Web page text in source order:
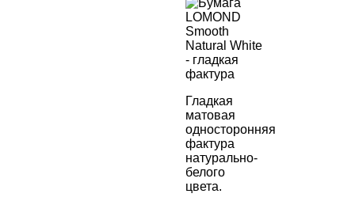
Гладкая
матовая
односторонняя
фактура
натурально-
белого
цвета.